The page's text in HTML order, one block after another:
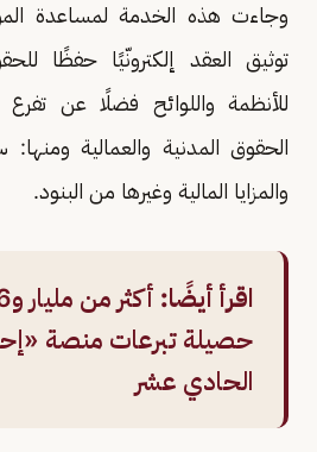
وجاءت هذه الخدمة لمساعدة
توثيق العقد إلكترونّيًا حفظًا
للأنظمة واللوائح فضلًا عن
الحقوق المدنية والعمالية ومنها:
والمزايا المالية وغيرها من البنود.
اقرأ أيضًا:
حصيلة تبرعات منصة
الحادي عشر